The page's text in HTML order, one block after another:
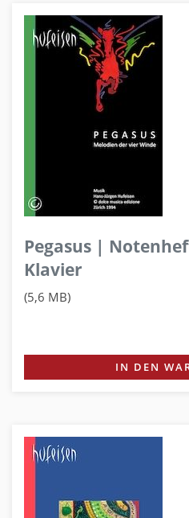
Pegasus |
Klavier
(5,6 MB)
IN DEN